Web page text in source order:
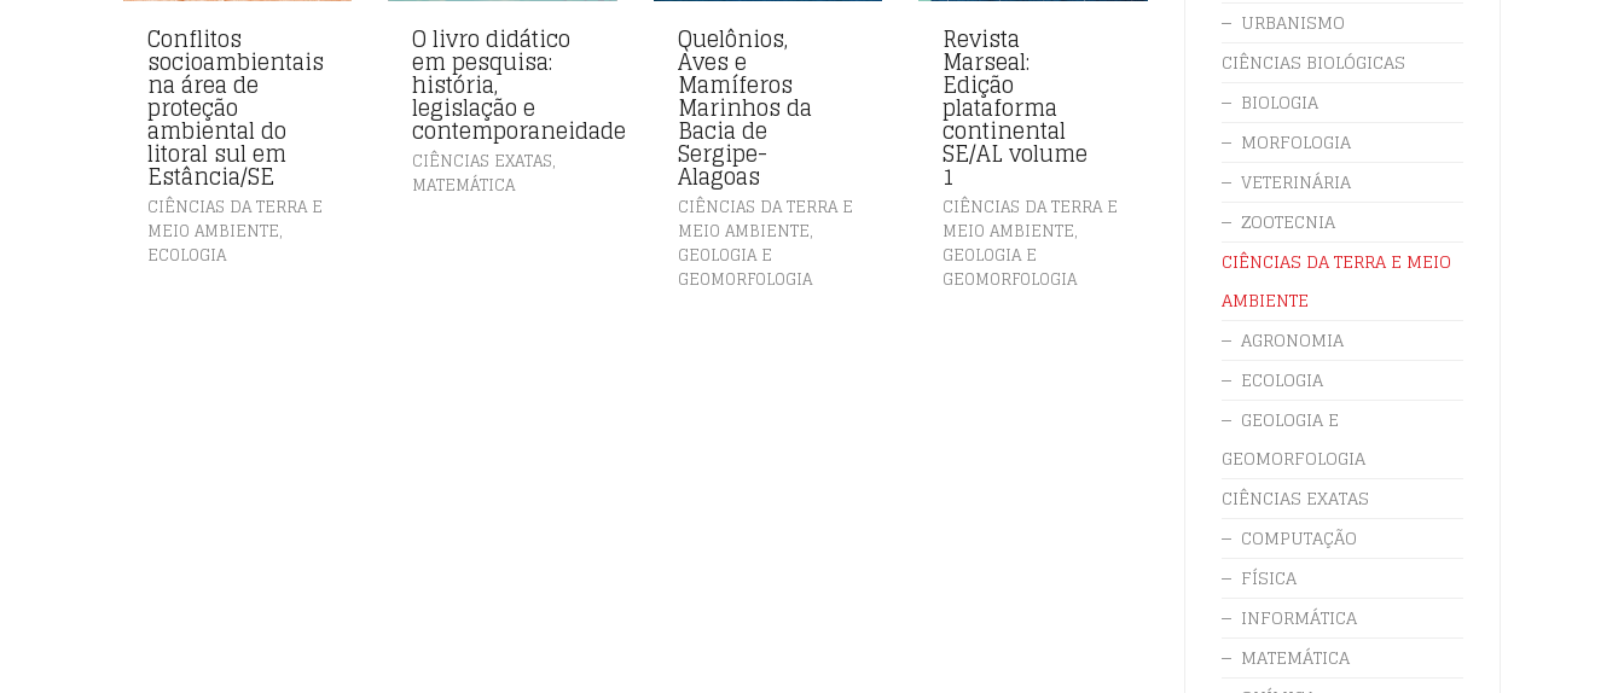
Conflitos
socioambientais
na área de
proteção
ambiental do
litoral sul em
Estância/SE
CIÊNCIAS DA TERRA E
MEIO AMBIENTE,
ECOLOGIA
O livro didático
em pesquisa:
história,
legislação e
contemporaneidade
CIÊNCIAS EXATAS,
MATEMÁTICA
Quelônios,
Aves e
Mamíferos
Marinhos da
Bacia de
Sergipe-
Alagoas
CIÊNCIAS DA TERRA E
MEIO AMBIENTE,
GEOLOGIA E
GEOMORFOLOGIA
Revista
Marseal:
Edição
plataforma
continental
SE/AL volume
1
CIÊNCIAS DA TERRA E
MEIO AMBIENTE,
GEOLOGIA E
GEOMORFOLOGIA
URBANISMO
CIÊNCIAS BIOLÓGICAS
BIOLOGIA
MORFOLOGIA
VETERINÁRIA
ZOOTECNIA
CIÊNCIAS DA TERRA E MEIO
AMBIENTE
AGRONOMIA
ECOLOGIA
GEOLOGIA E
GEOMORFOLOGIA
CIÊNCIAS EXATAS
COMPUTAÇÃO
FÍSICA
INFORMÁTICA
MATEMÁTICA